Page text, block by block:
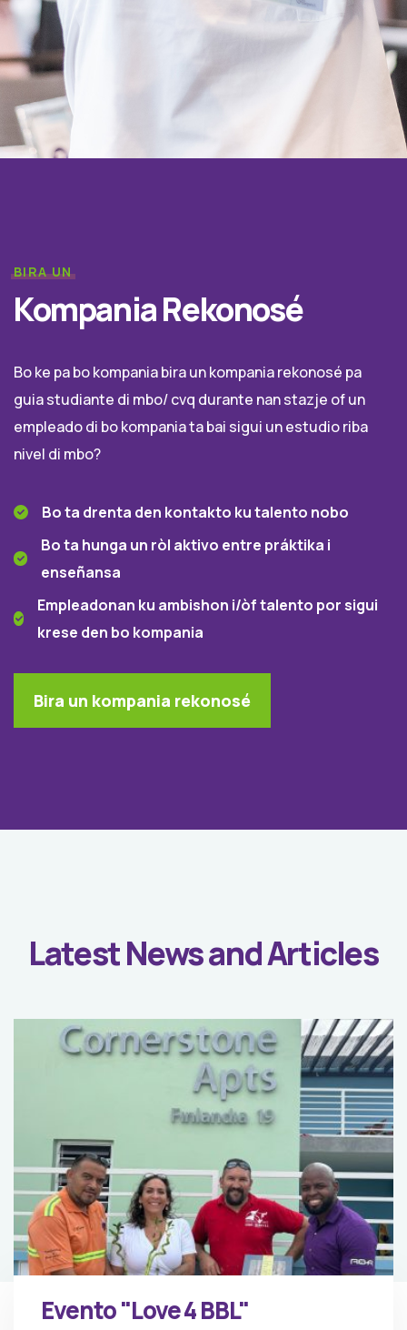
BIRA UN
Kompania Rekonosé
Bo ke pa bo kompania bira un kompania rekonosé pa
guia studiante di mbo/ cvq durante nan stazje of un
empleado di bo kompania ta bai sigui un estudio riba
nivel di mbo?
Bo ta drenta den kontakto ku talento nobo
Bo ta hunga un ròl aktivo entre práktika i
enseñansa
Empleadonan ku ambishon i/òf talento por sigui
krese den bo kompania
Bira un kompania rekonosé
Latest News and Articles
Evento "Love 4 BBL"